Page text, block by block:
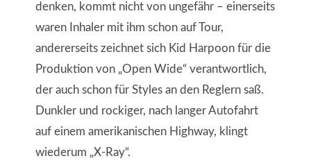
denken, kommt nicht von ungefähr – einerseits
waren Inhaler mit ihm schon auf Tour,
andererseits zeichnet sich Kid Harpoon für die
Produktion von „Open Wide“ verantwortlich,
der auch schon für Styles an den Reglern saß.
Dunkler und rockiger, nach langer Autofahrt
auf einem amerikanischen Highway, klingt
wiederum „X-Ray“.